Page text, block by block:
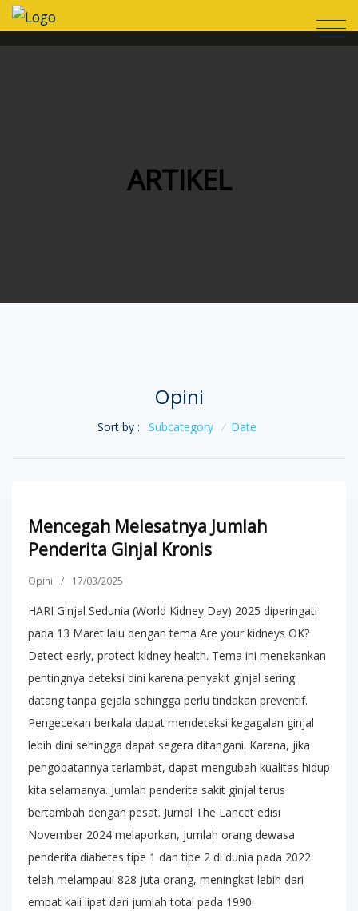
ARTIKEL
Opini
Sort by : Subcategory / Date
Mencegah Melesatnya Jumlah
Penderita Ginjal Kronis
Opini / 17/03/2025
HARI Ginjal Sedunia (World Kidney Day) 2025 diperingati
pada 13 Maret lalu dengan tema Are your kidneys OK?
Detect early, protect kidney health. Tema ini menekankan
pentingnya deteksi dini karena penyakit ginjal sering
datang tanpa gejala sehingga perlu tindakan preventif.
Pengecekan berkala dapat mendeteksi kegagalan ginjal
lebih dini sehingga dapat segera ditangani. Karena, jika
pengobatannya terlambat, dapat mengubah kualitas hidup
kita selamanya. Jumlah penderita sakit ginjal terus
bertambah dengan pesat. Jurnal The Lancet edisi
November 2024 melaporkan, jumlah orang dewasa
penderita diabetes tipe 1 dan tipe 2 di dunia pada 2022
telah melampaui 828 juta orang, meningkat lebih dari
empat kali lipat dari jumlah total pada 1990.